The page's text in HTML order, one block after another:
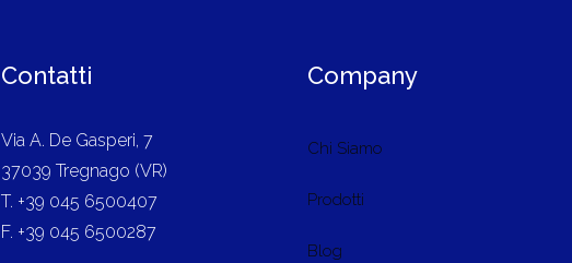
Contatti
Via A. De Gasperi, 7
37039 Tregnago (VR)
T. +39 045 6500407
F. +39 045 6500287
Company
Chi Siamo
Prodotti
Blog